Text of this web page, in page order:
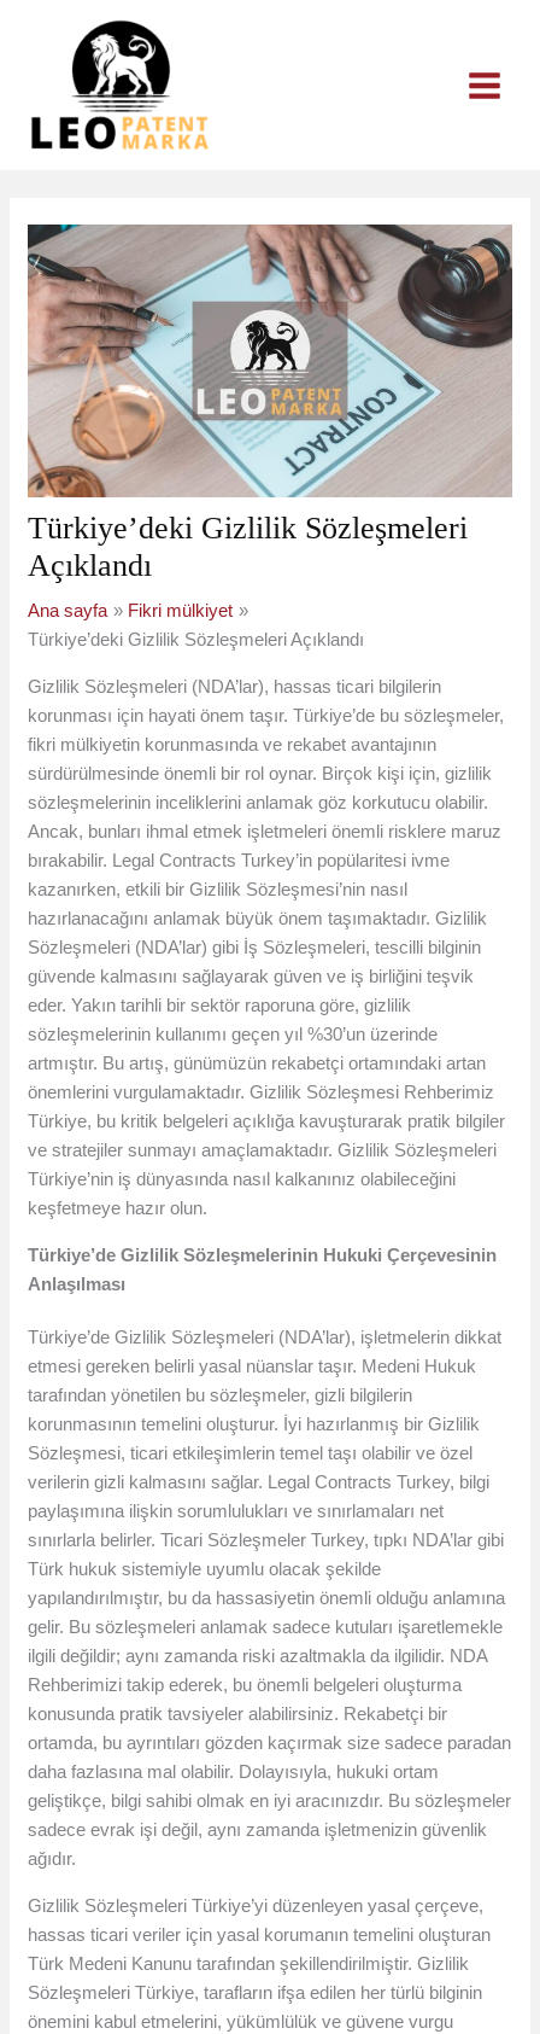
Türkiye’deki Gizlilik Sözleşmeleri
Açıklandı
Ana sayfa
Fikri mülkiyet
Türkiye’deki Gizlilik Sözleşmeleri Açıklandı
Gizlilik Sözleşmeleri (NDA’lar), hassas ticari bilgilerin
korunması için hayati önem taşır. Türkiye’de bu sözleşmeler,
fikri mülkiyetin korunmasında ve rekabet avantajının
sürdürülmesinde önemli bir rol oynar. Birçok kişi için, gizlilik
sözleşmelerinin inceliklerini anlamak göz korkutucu olabilir.
Ancak, bunları ihmal etmek işletmeleri önemli risklere maruz
bırakabilir. Legal Contracts Turkey’in popülaritesi ivme
kazanırken, etkili bir Gizlilik Sözleşmesi’nin nasıl
hazırlanacağını anlamak büyük önem taşımaktadır. Gizlilik
Sözleşmeleri (NDA’lar) gibi İş Sözleşmeleri, tescilli bilginin
güvende kalmasını sağlayarak güven ve iş birliğini teşvik
eder. Yakın tarihli bir sektör raporuna göre, gizlilik
sözleşmelerinin kullanımı geçen yıl %30’un üzerinde
artmıştır. Bu artış, günümüzün rekabetçi ortamındaki artan
önemlerini vurgulamaktadır. Gizlilik Sözleşmesi Rehberimiz
Türkiye, bu kritik belgeleri açıklığa kavuşturarak pratik bilgiler
ve stratejiler sunmayı amaçlamaktadır. Gizlilik Sözleşmeleri
Türkiye’nin iş dünyasında nasıl kalkanınız olabileceğini
keşfetmeye hazır olun.
Türkiye’de Gizlilik Sözleşmelerinin Hukuki Çerçevesinin
Anlaşılması
Türkiye’de Gizlilik Sözleşmeleri (NDA’lar), işletmelerin dikkat
etmesi gereken belirli yasal nüanslar taşır. Medeni Hukuk
tarafından yönetilen bu sözleşmeler, gizli bilgilerin
korunmasının temelini oluşturur. İyi hazırlanmış bir Gizlilik
Sözleşmesi, ticari etkileşimlerin temel taşı olabilir ve özel
verilerin gizli kalmasını sağlar. Legal Contracts Turkey, bilgi
paylaşımına ilişkin sorumlulukları ve sınırlamaları net
sınırlarla belirler. Ticari Sözleşmeler Turkey, tıpkı NDA’lar gibi
Türk hukuk sistemiyle uyumlu olacak şekilde
yapılandırılmıştır, bu da hassasiyetin önemli olduğu anlamına
gelir. Bu sözleşmeleri anlamak sadece kutuları işaretlemekle
ilgili değildir; aynı zamanda riski azaltmakla da ilgilidir. NDA
Rehberimizi takip ederek, bu önemli belgeleri oluşturma
konusunda pratik tavsiyeler alabilirsiniz. Rekabetçi bir
ortamda, bu ayrıntıları gözden kaçırmak size sadece paradan
daha fazlasına mal olabilir. Dolayısıyla, hukuki ortam
geliştikçe, bilgi sahibi olmak en iyi aracınızdır. Bu sözleşmeler
sadece evrak işi değil, aynı zamanda işletmenizin güvenlik
ağıdır.
Gizlilik Sözleşmeleri Türkiye’yi düzenleyen yasal çerçeve,
hassas ticari veriler için yasal korumanın temelini oluşturan
Türk Medeni Kanunu tarafından şekillendirilmiştir. Gizlilik
Sözleşmeleri Türkiye, tarafların ifşa edilen her türlü bilginin
önemini kabul etmelerini, yükümlülük ve güvene vurgu